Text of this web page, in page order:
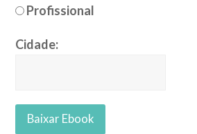
Profissional
Cidade: